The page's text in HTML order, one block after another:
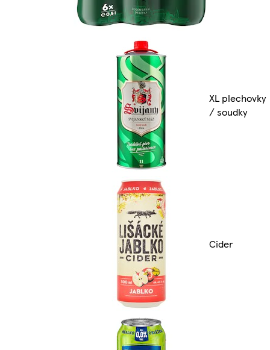
XL plechovky
/ soudky
Cider